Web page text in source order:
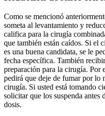
Como se mencionó
someta al levantamiento y
califica para la cirugía
que también están caídos. Si el
es una buena candidata, se le
fecha específica. También
preparación para la cirugía. Por
pedirá que deje de fumar por lo
cirugía. Si usted está tomando
solicitar que los suspenda antes
dosis.